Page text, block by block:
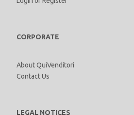
CORPORATE
About QuiVenditori
Contact Us
LEGAL NOTICES